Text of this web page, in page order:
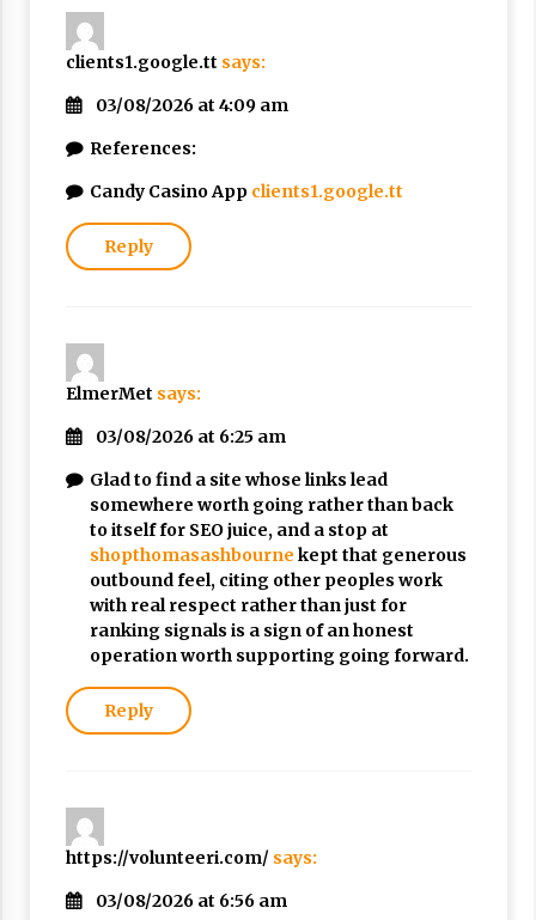
clients1.google.tt says:
03/08/2026 at 4:09 am
References:
Candy Casino App clients1.google.tt
Reply
ElmerMet says:
03/08/2026 at 6:25 am
Glad to find a site whose links lead
somewhere worth going rather than back
to itself for SEO juice, and a stop at
shopthomasashbourne kept that generous
outbound feel, citing other peoples work
with real respect rather than just for
ranking signals is a sign of an honest
operation worth supporting going forward.
Reply
https://volunteeri.com/ says:
03/08/2026 at 6:56 am